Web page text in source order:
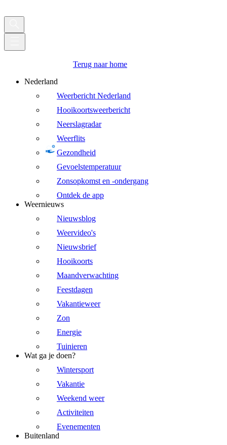
Terug naar home
Nederland
Weerbericht Nederland
Hooikoortsweerbericht
Neerslagradar
Weerflits
Gezondheid
Gevoelstemperatuur
Zonsopkomst en -ondergang
Ontdek de app
Weernieuws
Nieuwsblog
Weervideo's
Nieuwsbrief
Hooikoorts
Maandverwachting
Feestdagen
Vakantieweer
Zon
Energie
Tuinieren
Wat ga je doen?
Wintersport
Vakantie
Weekend weer
Activiteiten
Evenementen
Buitenland